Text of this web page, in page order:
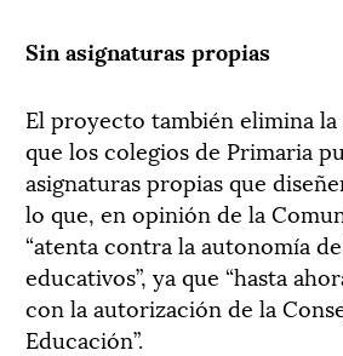
Sin asignaturas propias
El proyecto también elimina
que los colegios de Primaria
asignaturas propias que
lo que, en opinión de la
“atenta contra la autonomía
educativos”, ya que “hasta
con la autorización de la
Educación”.